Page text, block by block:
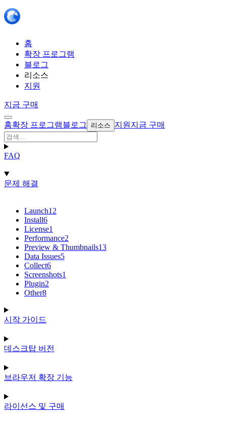
홈
확장 프로그램
블로그
리소스
지원
지금 구매
홈확장 프로그램블로그 리소스 지원 지금 구매
FAQ
문제 해결
Launch12
Install6
License1
Performance2
Preview & Thumbnails13
Data Issues5
Collect6
Screenshots1
Plugin2
Other8
시작 가이드
데스크탑 버전
브라우저 확장 기능
라이선스 및 구매